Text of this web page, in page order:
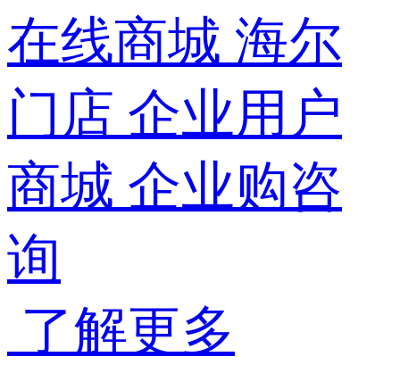
在线商城 海尔
门店 企业用户
商城 企业购咨
询
了解更多